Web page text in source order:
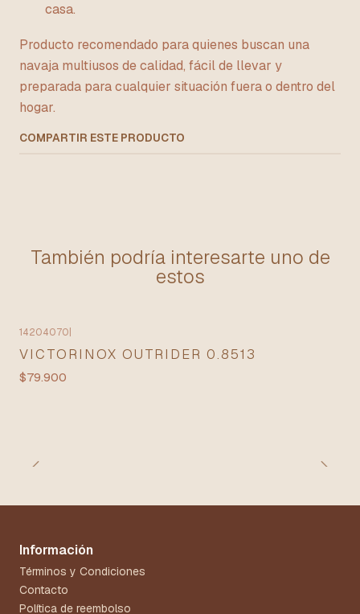
casa.
Producto recomendado para quienes buscan una
navaja multiusos de calidad, fácil de llevar y
preparada para cualquier situación fuera o dentro del
hogar.
COMPARTIR ESTE PRODUCTO
También podría interesarte uno de
estos
14204070
VICTORINOX OUTRIDER 0.8513
$79.900
Información
Términos y Condiciones
Contacto
Política de reembolso